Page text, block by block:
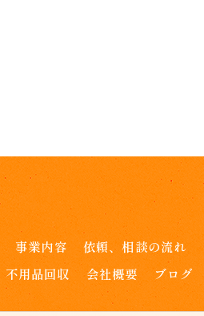
事業内容 依頼、相談の流れ
不用品回収 会社概要 ブログ